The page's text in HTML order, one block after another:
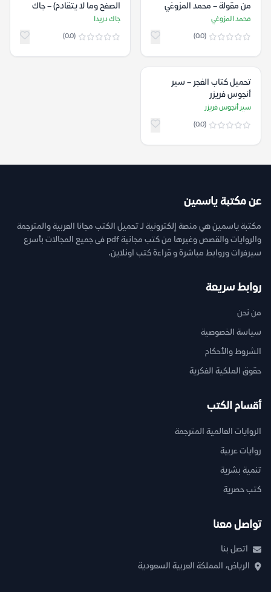
من مقولة – محمد المزوغي
محمد المزوغي
(0.0)
الصفح وما لا يتقادم) – جاك
دريدا
جاك دريدا
(0.0)
تحميل كتاب الغجر – سير
أنجوس فريزر
سير أنجوس فريزر
(0.0)
عن مكتبة ياسمين
مكتبة ياسمين هي منصة إلكترونية لـ تحميل الكتب مجانا العربية والمترجمة
والروايات والقصص وغيرها من كتب مجانية pdf فى جميع المجالات بأسرع
سيرفرات وروابط مباشرة و قراءة كتب اونلاين.
روابط سريعة
من نحن
سياسة الخصوصية
الشروط والأحكام
حقوق الملكية الفكرية
أقسام الكتب
الروايات العالمية المترجمة
روايات عربية
تنمية بشرية
كتب حصرية
تواصل معنا
اتصل بنا
الرياض، المملكة العربية السعودية